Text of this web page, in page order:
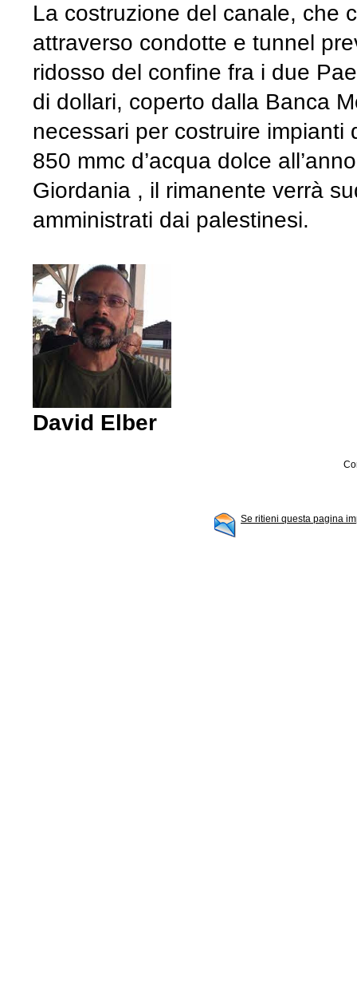
La costruzione del canale, che
attraverso condotte e tunnel
ridosso del confine fra i due
di dollari, coperto dalla Banca
necessari per costruire
850 mmc d’acqua dolce
Giordania , il rimanente verrà
amministrati dai palestinesi.
David Elber
Se ritieni questa pagina